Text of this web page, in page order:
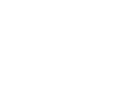
an Bord und lasst euch